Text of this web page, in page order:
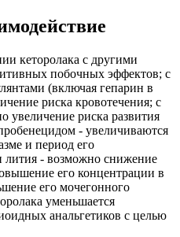
кеторолака с другими
побочных эффектов; с
(включая гепарин в
риска кровотечения; с
риска развития
- увеличиваются
и период его
лития - возможно снижение
его концентрации в
его мочегонного
уменьшается
анальгетиков с целью